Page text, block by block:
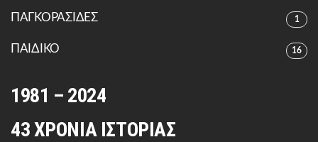
ΠΑΓΚΟΡΑΣΙΔΕΣ 1
ΠΑΙΔΙΚΟ 16
1981 – 2024
43 ΧΡΟΝΙΑ ΙΣΤΟΡΙΑΣ